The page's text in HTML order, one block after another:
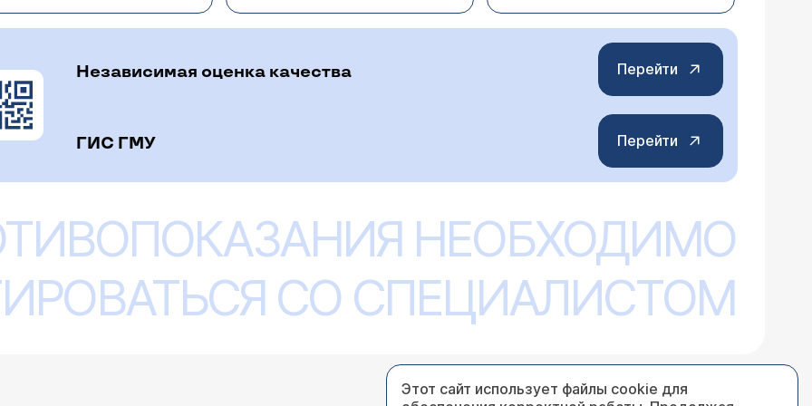
частые поводы для назначения этого исследования: подозрение на наличие жидкости в
отит), при травме головы или уха, для исключения разрыва цепи слуховых косточек,
целостности (перфорации) барабанной перепонки, гипертрофии аденоидов, так как
( аденоиды) находится в области устьев слуховых труб и может нарушать проходимость
слух (заложенность уха, боль в ухе из-за втяжения барабанной перепонки). Эта процедура
патологии и уточнить тактику дальнейшего лечения​. После 6 месяцев при выполнении
эта методика так же дает представление о пороге слуха и применяется для
нарушений слуха у детей с полугода.
имеет несколько причин. Для того, чтобы ответить на ваш вопрос необходимо установить
провести тональную пороговую аудиометрию для уточнения уровня слуха, подобрать и
именно с учетом ваших особенностей. В нашей клинике есть все необходимые методы
на консультацию (
расписание приема ).
Независимая оценка качества Перейти
ГИС ГМУ Перейти
НЕОБХОДИМО
СО СПЕЦИАЛИСТОМ
Этот сайт использует файлы cookie для